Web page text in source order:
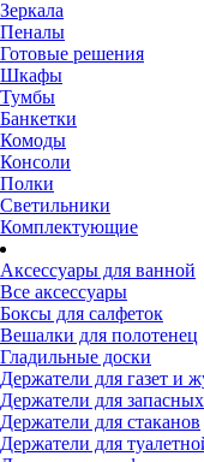
Зеркала
Пеналы
Готовые решения
Шкафы
Тумбы
Банкетки
Комоды
Консоли
Полки
Светильники
Комплектующие
Аксессуары для ванной
Все аксессуары
Боксы для салфеток
Вешалки для полотенец
Гладильные доски
Держатели для газет и
Держатели для
Держатели для стаканов
Держатели для